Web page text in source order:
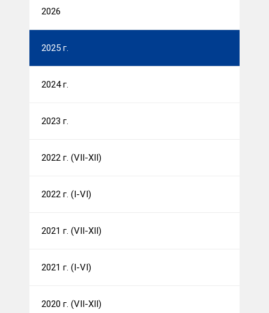
2026
2025 г.
2024 г.
2023 г.
2022 г. (VII-XII)
2022 г. (I-VI)
2021 г. (VII-XII)
2021 г. (I-VI)
2020 г. (VII-XII)